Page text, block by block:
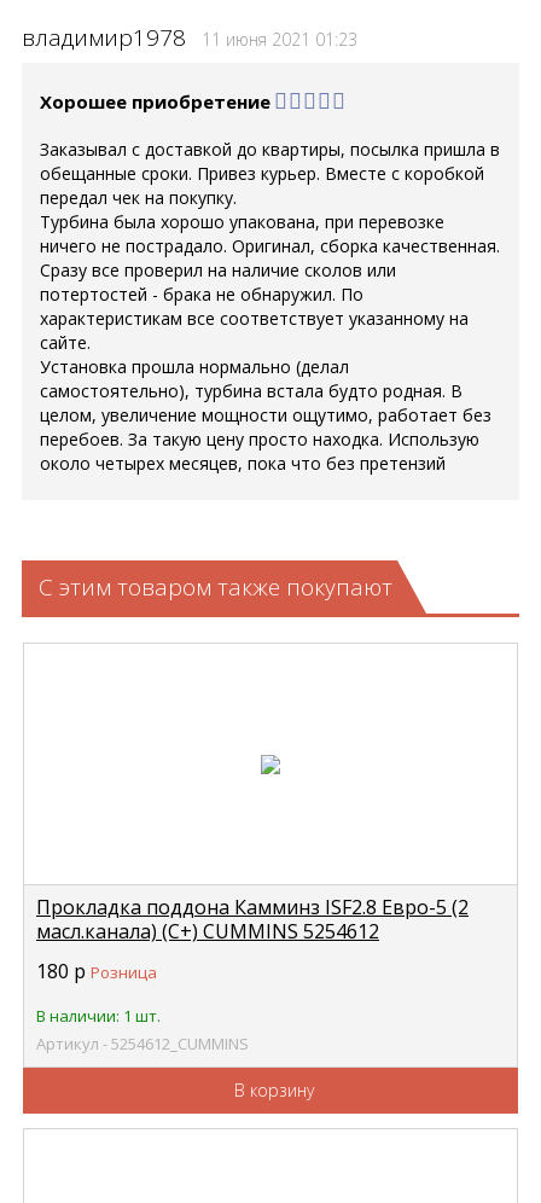
владимир1978 11 июня 2021 01:23
Хорошее приобретение
Заказывал с доставкой до квартиры, посылка пришла в
обещанные сроки. Привез курьер. Вместе с коробкой
передал чек на покупку.
Турбина была хорошо упакована, при перевозке
ничего не пострадало. Оригинал, сборка качественная.
Сразу все проверил на наличие сколов или
потертостей - брака не обнаружил. По
характеристикам все соответствует указанному на
сайте.
Установка прошла нормально (делал
самостоятельно), турбина встала будто родная. В
целом, увеличение мощности ощутимо, работает без
перебоев. За такую цену просто находка. Использую
около четырех месяцев, пока что без претензий
С этим товаром также покупают
Прокладка поддона Камминз ISF2.8 Евро-5 (2
масл.канала) (C+) CUMMINS 5254612
180 р Розница
В наличии: 1 шт.
Артикул - 5254612_CUMMINS
В корзину